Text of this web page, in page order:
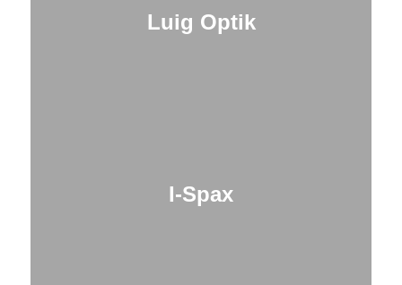
Luig Optik
I-Spax